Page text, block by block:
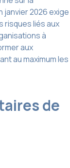
janvier 2026 exige
risques liés aux
à
aux
au maximum les
de